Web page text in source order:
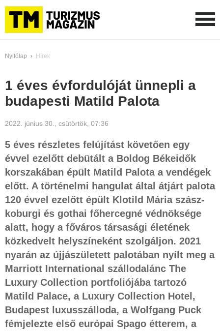
Nyitólap › Hírek
1 éves évfordulóját ünnepli a
budapesti Matild Palota
2022. június 30., csütörtök, 07:36
5 éves részletes felújítást követően egy
évvel ezelőtt debütált a Boldog Békeidők
korszakában épült Matild Palota a vendégek
előtt. A történelmi hangulat által átjárt palota
120 évvel ezelőtt épült Klotild Mária szász-
koburgi és gothai főhercegné védnöksége
alatt, hogy a főváros társasági életének
közkedvelt helyszíneként szolgáljon. 2021
nyarán az újjászületett palotában nyílt meg a
Marriott International szállodalánc The
Luxury Collection portfoliójába tartozó
Matild Palace, a Luxury Collection Hotel,
Budapest luxusszálloda, a Wolfgang Puck
fémjelezte első európai Spago étterem, a